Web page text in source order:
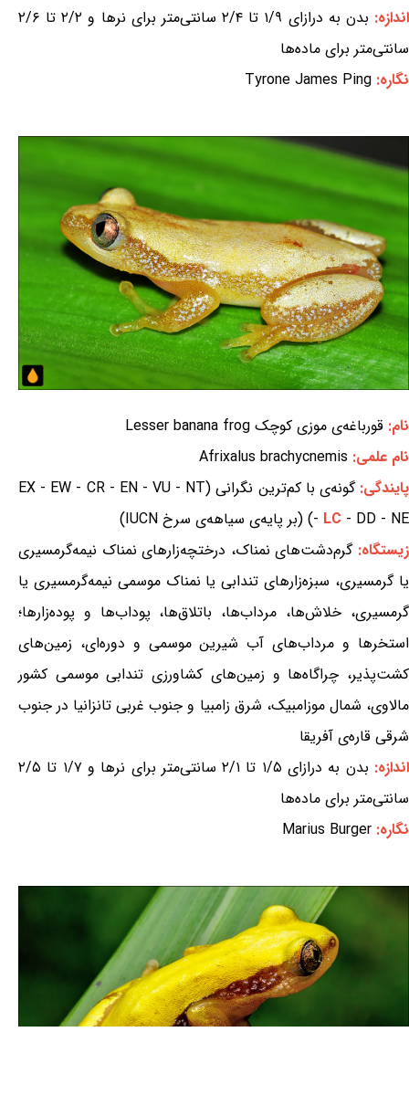
اندازه:
بدن به درازای ۱/۹ تا ۲/۴ سانتی‌متر برای نرها و ۲/۲ تا ۲/۶
سانتی‌متر برای ماده‌ها
نگاره: Tyrone James Ping
نام: قورباغه‌ی موزی کوچک Lesser banana frog
نام علمی: Afrixalus brachycnemis
پایندگی:
گونه‌ی با کم‌ترین نگرانی (EX - EW - CR - EN - VU - NT
- LC - DD - NE) (بر پایه‌ی سیاهه‌ی سرخ IUCN)
زیستگاه:گرم‌دشت‌های نمناک، درختچه‌زارهای نمناک نیمه‌گرمسیری
یا گرمسیری، سبزه‌زارهای تندابی یا نمناک موسمی نیمه‌گرمسیری یا
گرمسیری، خلاش‌ها، مرداب‌ها، باتلاق‌ها، پوداب‌ها و پوده‌زارها؛
استخرها و مرداب‌های آب شیرین موسمی و دوره‌ای، زمین‌های
کشت‌پذیر، چراگاه‌ها و زمین‌های کشاورزی تندابی موسمی کشور
مالاوی، شمال موزامبیک، شرق زامبیا و جنوب غربی تانزانیا در جنوب
شرقی قاره‌ی آفریقا
اندازه:
بدن به درازای ۱/۵ تا ۲/۱ سانتی‌متر برای نرها و ۱/۷ تا ۲/۵
سانتی‌متر برای ماده‌ها
نگاره: Marius Burger